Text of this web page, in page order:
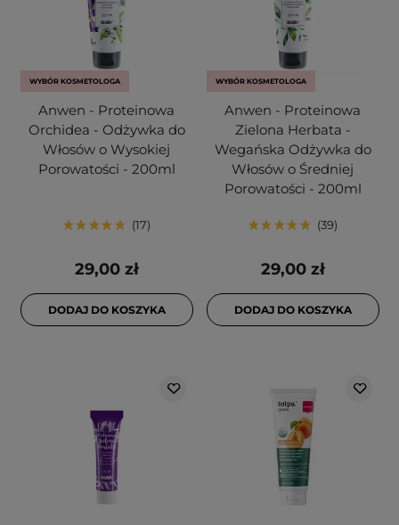
WYBÓR KOSMETOLOGA
Anwen - Proteinowa
Orchidea - Odżywka do
Włosów o Wysokiej
Porowatości - 200ml
17
29,00 zł
DODAJ DO KOSZYKA
WYBÓR KOSMETOLOGA
Anwen - Proteinowa
Zielona Herbata -
Wegańska Odżywka do
Włosów o Średniej
Porowatości - 200ml
39
29,00 zł
DODAJ DO KOSZYKA